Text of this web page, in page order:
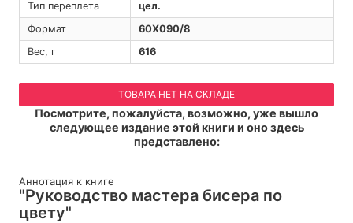
Тип переплета
цел.
Формат
60Х090/8
Вес, г
616
ТОВАРА НЕТ НА СКЛАДЕ
Посмотрите, пожалуйста, возможно, уже вышло
следующее издание этой книги и оно здесь
представлено:
Аннотация к книге
"Руководство мастера бисера по
цвету"